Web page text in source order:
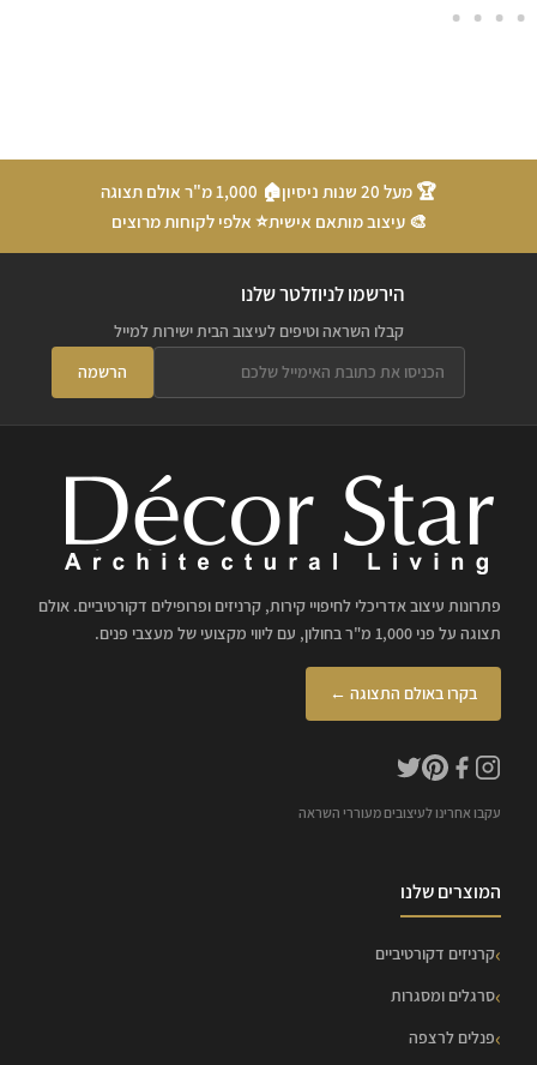
🏆 מעל 20 שנות ניסיון
🏠 1,000 מ"ר אולם תצוגה
🎨 עיצוב מותאם אישית⭐ אלפי לקוחות מרוצים
הירשמו לניוזלטר שלנו
קבלו השראה וטיפים לעיצוב הבית ישירות למייל
הרשמה
פתרונות עיצוב אדריכלי לחיפויי קירות, קרניזים ופרופילים דקורטיביים. אולם
תצוגה על פני 1,000 מ"ר בחולון, עם ליווי מקצועי של מעצבי פנים.
בקרו באולם התצוגה ←
עקבו אחרינו לעיצובים מעוררי השראה
המוצרים שלנו
קרניזים דקורטיביים
סרגלים ומסגרות
פנלים לרצפה